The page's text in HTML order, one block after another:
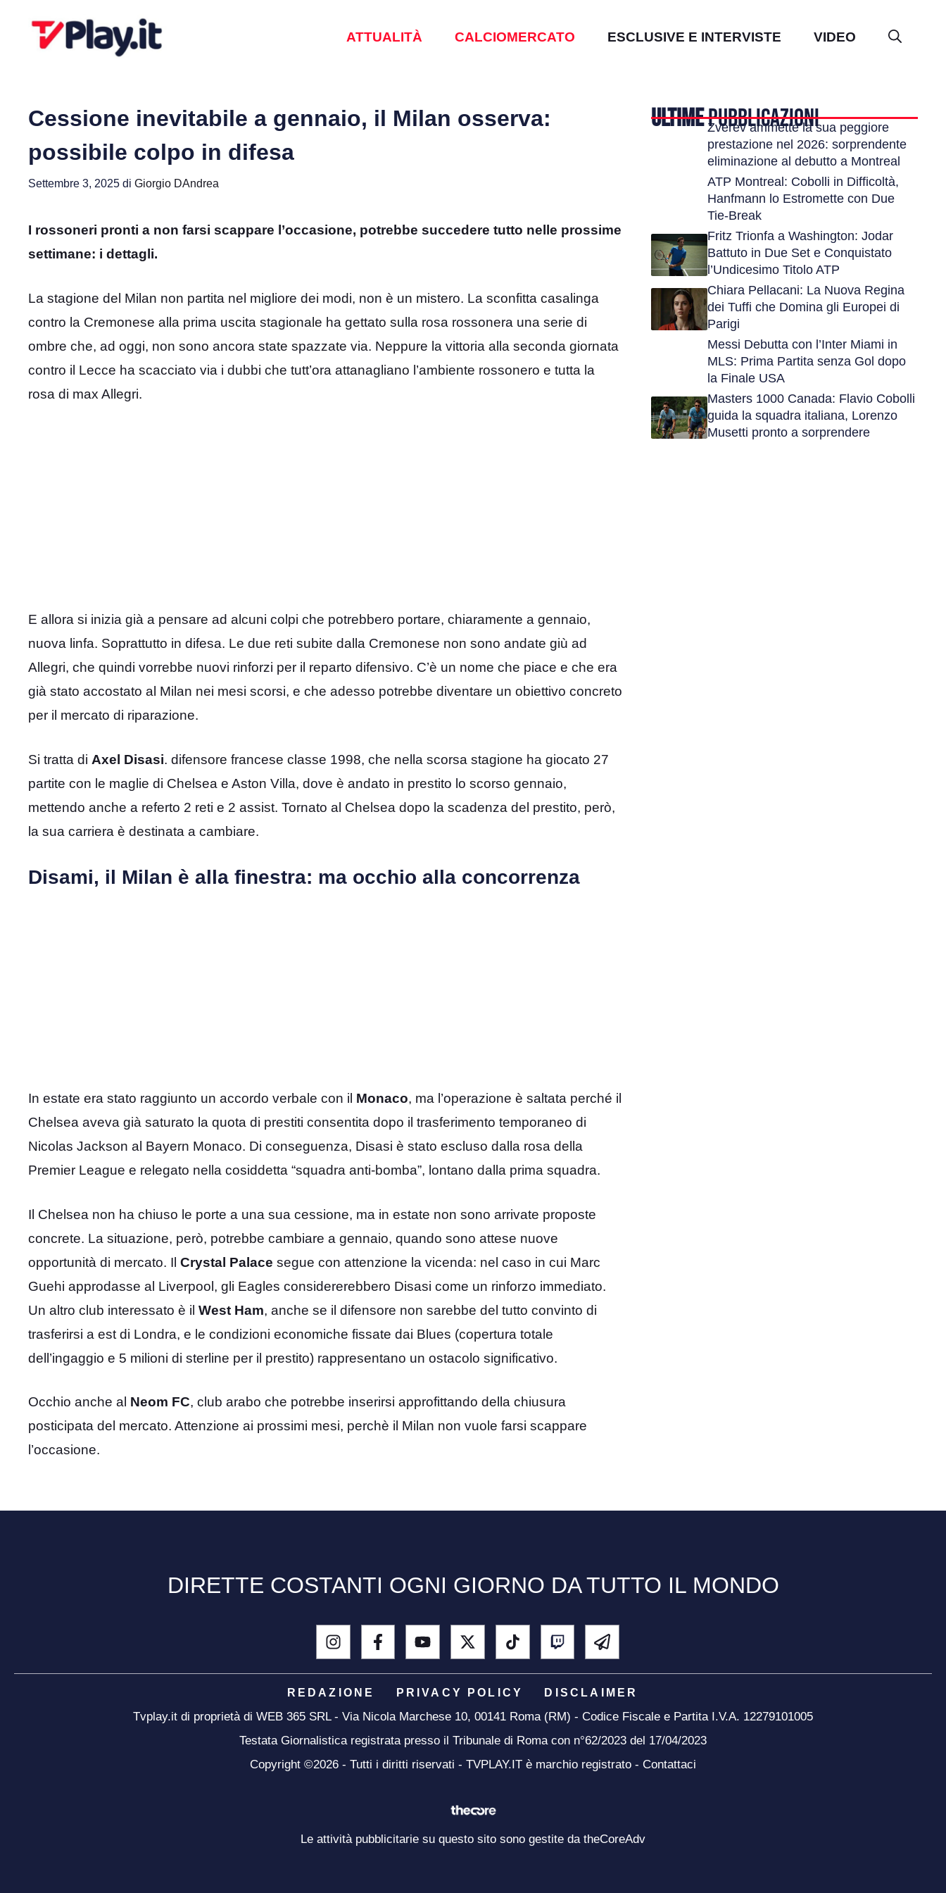
ATTUALITÀ CALCIOMERCATO ESCLUSIVE E INTERVISTE VIDEO
Cessione inevitabile a gennaio, il Milan osserva:
possibile colpo in difesa
Settembre 3, 2025 di Giorgio DAndrea
I rossoneri pronti a non farsi scappare l’occasione, potrebbe succedere tutto nelle prossime
settimane: i dettagli.
La stagione del Milan non partita nel migliore dei modi, non è un mistero. La sconfitta casalinga
contro la Cremonese alla prima uscita stagionale ha gettato sulla rosa rossonera una serie di
ombre che, ad oggi, non sono ancora state spazzate via. Neppure la vittoria alla seconda giornata
contro il Lecce ha scacciato via i dubbi che tutt’ora attanagliano l’ambiente rossonero e tutta la
rosa di max Allegri.
E allora si inizia già a pensare ad alcuni colpi che potrebbero portare, chiaramente a gennaio,
nuova linfa. Soprattutto in difesa. Le due reti subite dalla Cremonese non sono andate giù ad
Allegri, che quindi vorrebbe nuovi rinforzi per il reparto difensivo. C’è un nome che piace e che era
già stato accostato al Milan nei mesi scorsi, e che adesso potrebbe diventare un obiettivo concreto
per il mercato di riparazione.
Si tratta di Axel Disasi. difensore francese classe 1998, che nella scorsa stagione ha giocato 27
partite con le maglie di Chelsea e Aston Villa, dove è andato in prestito lo scorso gennaio,
mettendo anche a referto 2 reti e 2 assist. Tornato al Chelsea dopo la scadenza del prestito, però,
la sua carriera è destinata a cambiare.
Disami, il Milan è alla finestra: ma occhio alla concorrenza
In estate era stato raggiunto un accordo verbale con il Monaco, ma l’operazione è saltata perché il
Chelsea aveva già saturato la quota di prestiti consentita dopo il trasferimento temporaneo di
Nicolas Jackson al Bayern Monaco. Di conseguenza, Disasi è stato escluso dalla rosa della
Premier League e relegato nella cosiddetta “squadra anti-bomba”, lontano dalla prima squadra.
Il Chelsea non ha chiuso le porte a una sua cessione, ma in estate non sono arrivate proposte
concrete. La situazione, però, potrebbe cambiare a gennaio, quando sono attese nuove
opportunità di mercato. Il Crystal Palace segue con attenzione la vicenda: nel caso in cui Marc
Guehi approdasse al Liverpool, gli Eagles considererebbero Disasi come un rinforzo immediato.
Un altro club interessato è il West Ham, anche se il difensore non sarebbe del tutto convinto di
trasferirsi a est di Londra, e le condizioni economiche fissate dai Blues (copertura totale
dell’ingaggio e 5 milioni di sterline per il prestito) rappresentano un ostacolo significativo.
Occhio anche al Neom FC, club arabo che potrebbe inserirsi approfittando della chiusura
posticipata del mercato. Attenzione ai prossimi mesi, perchè il Milan non vuole farsi scappare
l’occasione.
ULTIMEPUBBLICAZIONI
Zverev ammette la sua peggiore
prestazione nel 2026: sorprendente
eliminazione al debutto a Montreal
ATP Montreal: Cobolli in Difficoltà,
Hanfmann lo Estromette con Due
Tie-Break
Fritz Trionfa a Washington: Jodar
Battuto in Due Set e Conquistato
l’Undicesimo Titolo ATP
Chiara Pellacani: La Nuova Regina
dei Tuffi che Domina gli Europei di
Parigi
Messi Debutta con l’Inter Miami in
MLS: Prima Partita senza Gol dopo
la Finale USA
Masters 1000 Canada: Flavio Cobolli
guida la squadra italiana, Lorenzo
Musetti pronto a sorprendere
DIRETTE COSTANTI OGNI GIORNO DA TUTTO IL MONDO
REDAZIONE PRIVACY POLICY DISCLAIMER
Tvplay.it di proprietà di WEB 365 SRL - Via Nicola Marchese 10, 00141 Roma (RM) - Codice Fiscale e Partita I.V.A. 12279101005
Testata Giornalistica registrata presso il Tribunale di Roma con n°62/2023 del 17/04/2023
Copyright ©2026 - Tutti i diritti riservati - TVPLAY.IT è marchio registrato - Contattaci
Le attività pubblicitarie su questo sito sono gestite da theCoreAdv